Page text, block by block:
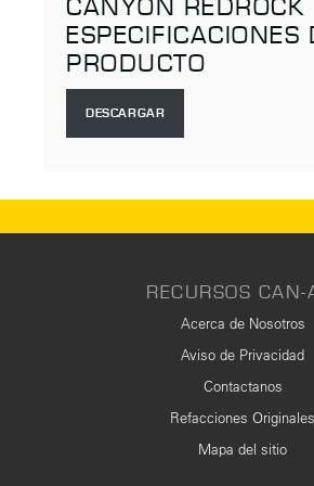
CANYON REDROCK
ESPECIFICACIONES
PRODUCTO
DESCARGAR
RECURSOS CAN-
Acerca de Nosotros
Aviso de Privacidad
Contactanos
Refacciones Originales
Mapa del sitio